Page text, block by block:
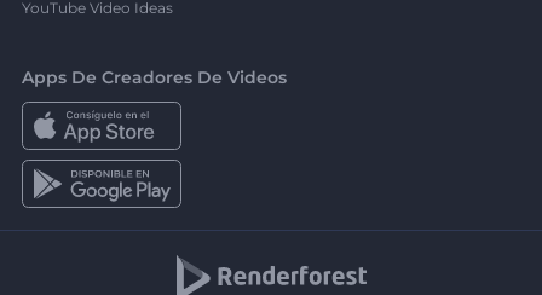
YouTube Video Ideas
Apps De Creadores De Videos